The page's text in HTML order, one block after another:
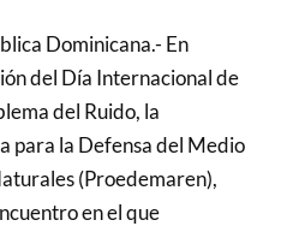
Dominicana.- En
del Día Internacional de
del Ruido, la
para la Defensa del Medio
(Proedemaren),
en el que